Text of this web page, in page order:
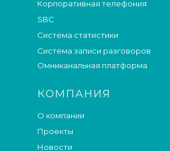
КОМПАНИЯ
О компании
Новости
Проекты
Корпоративная телефония
SBC
Система статистики
Система записи разговоров
Омниканальная платформа